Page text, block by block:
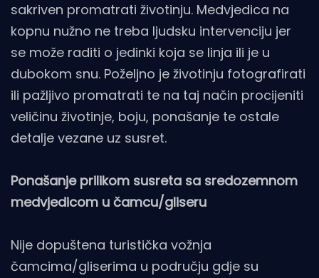
sakriven promatrati životinju. Medvjedica na
kopnu nužno ne treba ljudsku intervenciju jer
se može raditi o jedinki koja se linja ili je u
dubokom snu. Poželjno je životinju fotografirati
ili pažljivo promatrati te na taj način procijeniti
veličinu životinje, boju, ponašanje te ostale
detalje vezane uz susret.
Ponašanje prilikom susreta sa sredozemnom
medvjedicom u čamcu/gliseru
Nije dopuštena turistička vožnja
čamcima/gliserima u području gdje su